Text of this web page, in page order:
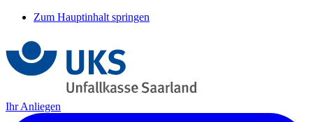
Zum Hauptinhalt springen
Ihr Anliegen